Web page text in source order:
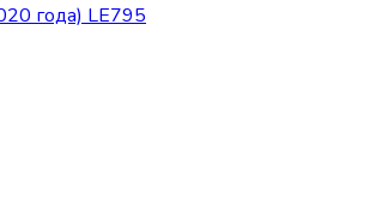
года) LE795